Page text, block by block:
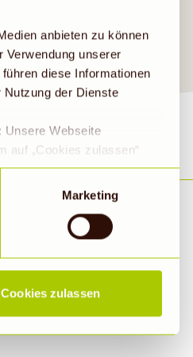
anbieten zu können
Verwendung unserer
diese Informationen
der Dienste
Unsere Webseite
auf „Cookies zulassen“
GVO eingewilligt, dass
Land mit einem nach
Risiko, dass die Daten
Marketing
Cookies zulassen